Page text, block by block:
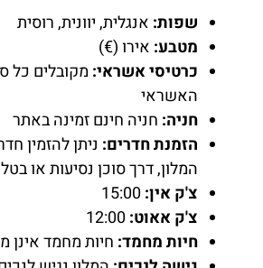
שפות: אנגלית, יוונית, רוסית
מטבע: אירו (€)
כרטיסי אשראי: מקובלים כל
האשראי
חניה: חניה חינם זמינה באתר
הזמנת חדרים: ניתן להזמין
המלון, דרך סוכן נסיעות או
צ'ק אין:15:00
צ'ק אאוט:12:00
חיות מחמד: חיות מחמד אינן